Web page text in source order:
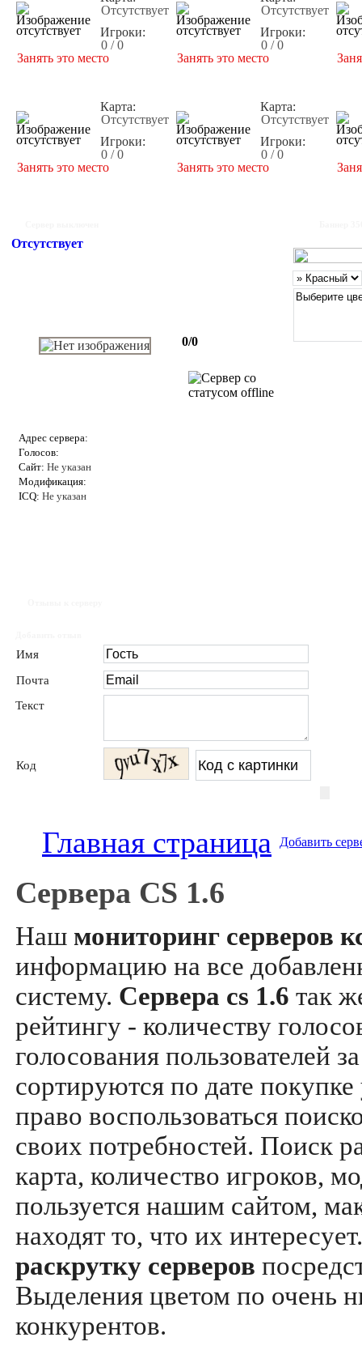
Отсутствует
Игроки:
0 / 0
Занять это место
Отсутствует
Игроки:
0 / 0
Занять это место
Карта:
Отсутствует
Игроки:
0 / 0
Занять это место
Карта:
Отсутствует
Игроки:
0 / 0
Занять это место
Отсутствует
0/0
Адрес сервера:
Голосов:
Сайт: Не указан
Модификация:
ICQ: Не указан
Имя
Почта
Текст
Код
Главная страница Добавить
Сервера CS 1.6
Наш мониторинг серверов
информацию на все
систему. Сервера cs 1.6 так
рейтингу - количеству
голосования пользователей
сортируются по дате
право воспользоваться
своих потребностей. Поиск
карта, количество игроков,
пользуется нашим сайтом,
находят то, что их
раскрутку серверов
Выделения цветом по очень
конкурентов.